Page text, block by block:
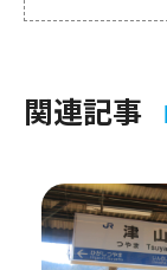
関連記事